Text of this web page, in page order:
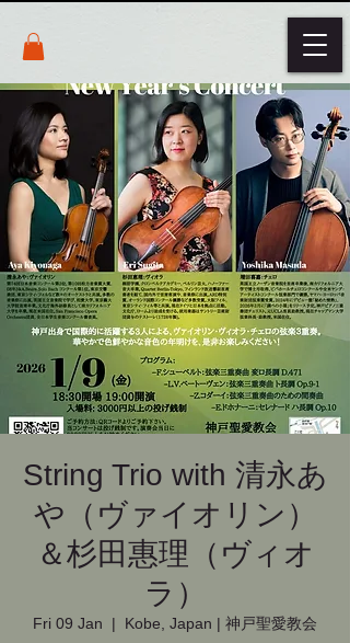
String Trio with 清永あ
や（ヴァイオリン）
＆杉田惠理（ヴィオ
ラ）
Fri 09 Jan
  |
Kobe, Japan | 神戸聖愛教会